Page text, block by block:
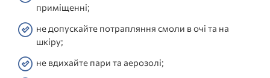
приміщенні;
не допускайте потрапляння смоли в очі та на
шкіру;
не вдихайте пари та аерозолі;